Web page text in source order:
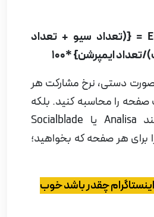
= {(تعداد سیو + تعداد
ایمپرشن} *100
صورت دستی، نرخ مشارکت هر
را محاسبه کنید. بلکه
Analisa یا Socialblade
برای هر صفحه که بخواهید؛
چقدر باشد خوب